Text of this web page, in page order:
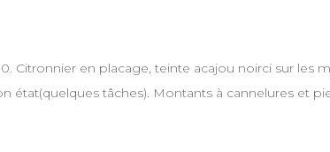
Citronnier en placage, teinte acajou noirci sur les
état(quelques tâches). Montants à cannelures et